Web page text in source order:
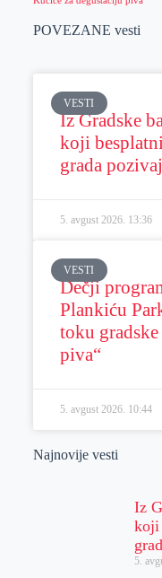
POVEZANE vesti
VESTI
Iz Gradske
koji
grada
5. avgust 2026. 13:36
VESTI
Dečji
Plankiću
toku
piva“
5. avgust 2026. 10:44
Najnovije vesti
Iz
koji
5.